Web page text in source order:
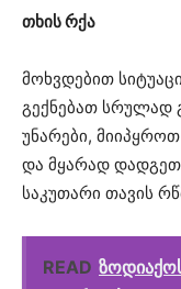
თხის რქა
მოხვდებით
გექნებათ სრულად
უნარები,
და მყარად
საკუთარი თავის
READ